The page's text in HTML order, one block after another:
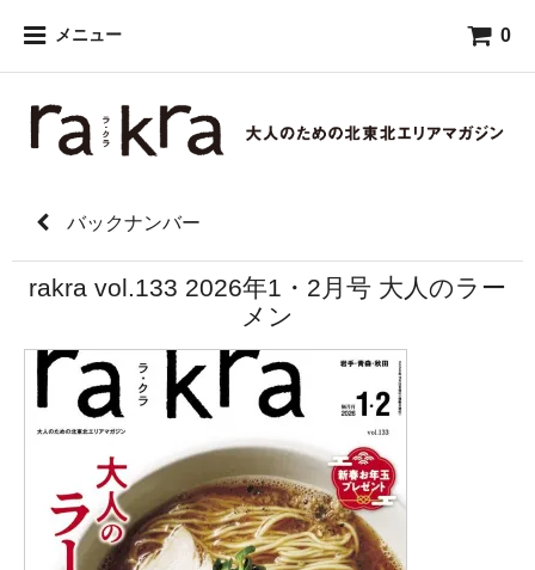
メニュー 0
バックナンバー
rakra vol.133 2026年1・2月号 大人のラー
メン